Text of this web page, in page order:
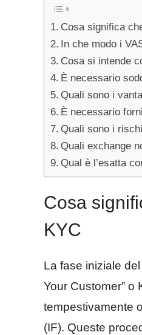
Cosa significa
In che modo i
Cosa si intende
È necessario
‍Quali sono i
È necessario
Quali sono i
Quali exchange
Qual è l’esatta
Cosa
KYC
La fase iniziale
Your Customer”
tempestivamente
(IF). Queste